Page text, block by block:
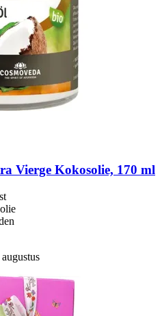
Vierge Kokosolie, 170 ml